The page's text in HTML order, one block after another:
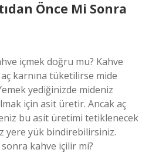
Önce Mi Sonra
içmek doğru mu? Kahve
karnına tüketilirse mide
yediğinizde mideniz
için asit üretir. Ancak aç
bu asit üretimi tetiklenecek
yere yük bindirebilirsiniz.
kahve içilir mi?